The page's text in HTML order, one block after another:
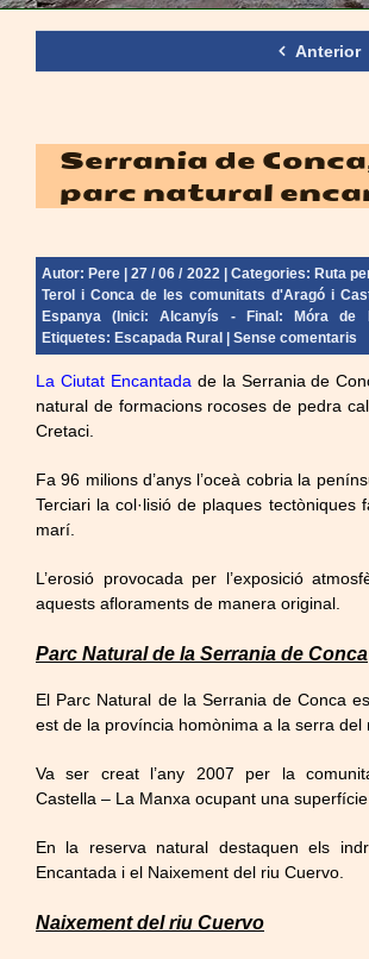
Anterior
Serrania de
parc natural
Autor: Pere | 27 / 06 / 2022 | Categories: Ruta
Terol i Conca de les comunitats d'Aragó i
Espanya (Inici: Alcanyís - Final: Móra de
Etiquetes: Escapada Rural Sense comentaris
La Ciutat Encantada de la Serrania de
natural de formacions rocoses de pedra
Cretaci.
Fa 96 milions d’anys l’oceà cobria la
Terciari la col·lisió de plaques tectòniques
marí.
L’erosió provocada per l’exposició
aquests afloraments de manera original.
Parc Natural de la Serrania de Conca
El Parc Natural de la Serrania de Conca
est de la província homònima a la serra del
Va ser creat l’any 2007 per la
Castella – La Manxa ocupant una superfície
En la reserva natural destaquen els
Encantada i el Naixement del riu Cuervo.
Naixement del riu Cuervo